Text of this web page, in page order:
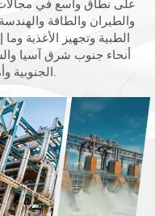
والطيران والطاقة
الطبية وتجهيز الأغذية
أنحاء جنوب شرق آسيا
الجنوبية وأمريكا الشمالية وغيرها.